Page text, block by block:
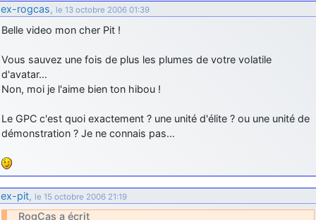
année!
jericho: Merci D9pouces, à mon tour de souhaiter un Joyeux Noël
d9pouces: Joyeux Noël à tous !
d9pouces: mais tu peux tenter l'un des rares lycées militaires
d9pouces: C'est plutôt après le lycée, voire après une prépa
scientifique, tu as donc encore un peu de temps devant toi
yaellerigolow
passionnée par l'aviation militaire , pourrais je savoir que faire après
d9pouces: lesquels, par exemple ?
ex-rogcas, le 13 octobre 2006 01:39
Belle video mon cher Pit !
Vous sauvez une fois de plus les plumes de votre volatile
d'avatar…
Non, moi je l'aime bien ton hibou !
Le GPC c'est quoi exactement ? une unité d'élite ? ou une unité de
démonstration ? Je ne connais pas…
ex-pit, le 15 octobre 2006 21:19
RogCas a écrit